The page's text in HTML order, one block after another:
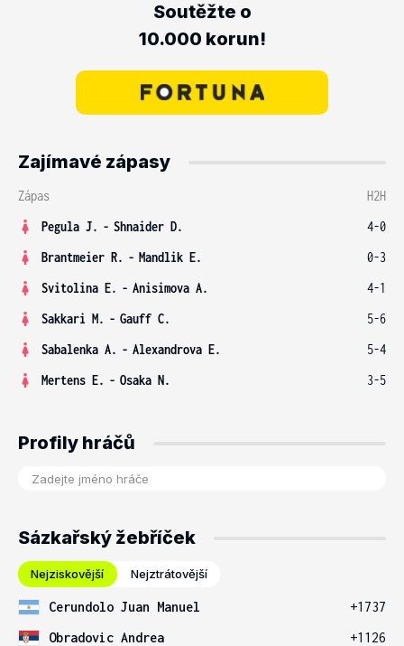
Soutěžte o
10.000 korun!
Zajímavé zápasy
Zápas
H2H
Pegula J. - Shnaider D.
4-0
Brantmeier R. - Mandlik E.
0-3
Svitolina E. - Anisimova A.
4-1
Sakkari M. - Gauff C.
5-6
Sabalenka A. - Alexandrova E.
5-4
Mertens E. - Osaka N. 3-5
Profily hráčů
Sázkařský žebříček
Nejziskovější Nejztrátovější
Cerundolo Juan Manuel
+1737
Obradovic Andrea
+1126